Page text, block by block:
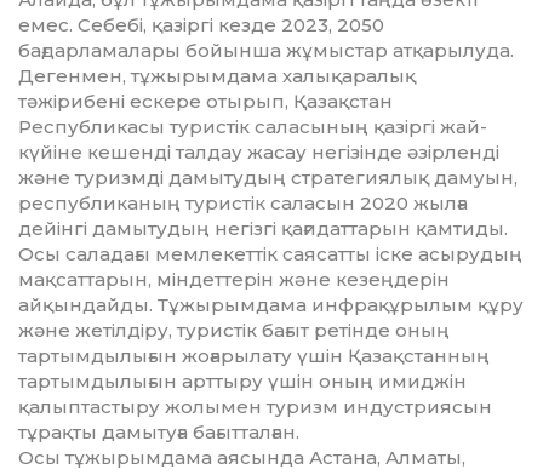
емес. Себебі, қазіргі кезде 2023, 2050
бағдарламалары бойынша жұмыстар атқарылуда.
Дегенмен, тұжырымдама халықаралық
тәжірибені ескере отырып, Қазақстан
Республикасы туристік саласының қазіргі жай-
күйіне кешенді талдау жасау негізінде әзірленді
және туризмді дамытудың стратегиялық дамуын,
республиканың туристік саласын 2020 жылға
дейінгі да­мытудың негізгі қағидаттарын қамтиды.
Осы саладағы мемлекеттік саясатты іске асырудың
мақсаттарын, міндеттерін және кезеңдерін
айқындайды. Тұжырымдама инфрақұрылым құру
және жетілдіру, туристік бағыт ретінде оның
тартым­дылығын жоғарылату үшін Қазақстанның
тартымдылығын арттыру үшін оның имиджін
қалыптастыру жолымен туризм индустриясын
тұрақты дамытуға бағыт­талған.
Осы тұжырымдама аясында Астана, Алматы,